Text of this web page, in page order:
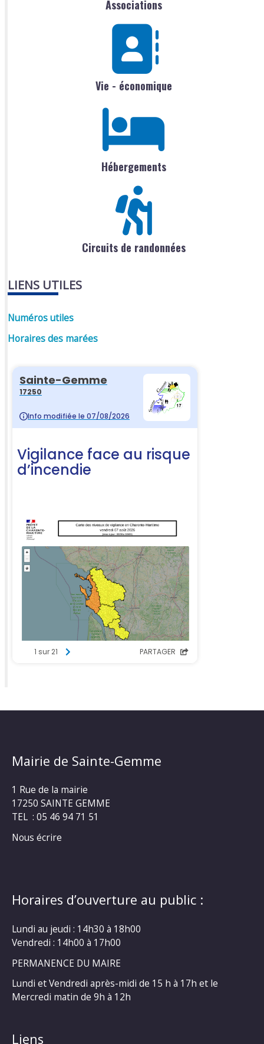
Associations
Vie - économique
Hébergements
Circuits de randonnées
LIENS UTILES
Numéros utiles
Horaires des marées
Mairie de Sainte-Gemme
1 Rue de la mairie
17250 SAINTE GEMME
TEL : 05 46 94 71 51
Nous écrire
Horaires d’ouverture au public :
Lundi au jeudi : 14h30 à 18h00
Vendredi : 14h00 à 17h00
PERMANENCE DU MAIRE
Lundi et Vendredi après-midi de 15 h à 17h et le
Mercredi matin de 9h à 12h
Liens